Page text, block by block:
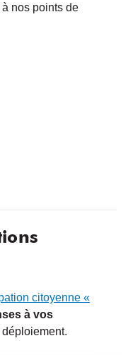
nos points de
citoyenne «
à vos
déploiement.